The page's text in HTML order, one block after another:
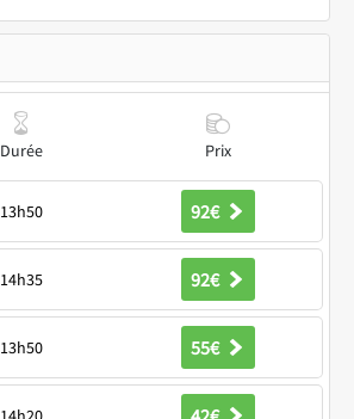
Durée Prix
13h50 92€
14h35 92€
13h50 55€